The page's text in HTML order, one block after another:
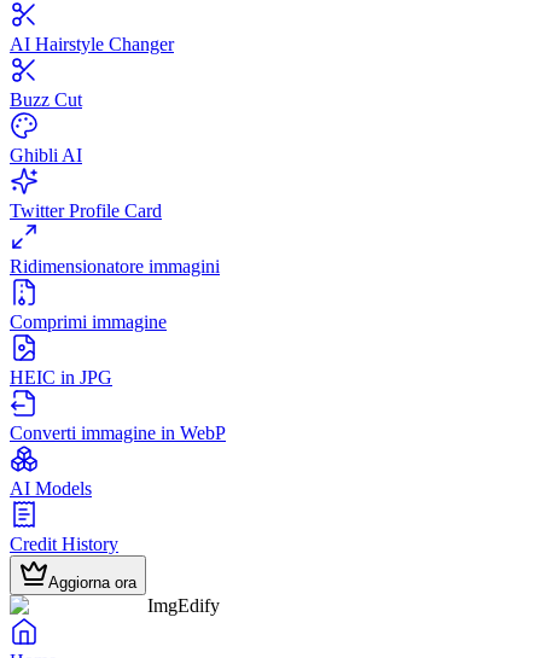
AI Hairstyle Changer
Buzz Cut
Ghibli AI
Twitter Profile Card
Ridimensionatore immagini
Comprimi immagine
HEIC in JPG
Converti immagine in WebP
AI Models
Credit History
Aggiorna ora
ImgEdify